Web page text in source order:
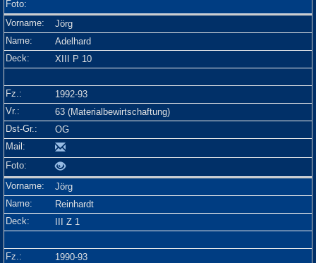
Jörg
Adelhard
XIII P 10
1992-93
63 (Materialbewirtschaftung)
OG
Jörg
Reinhardt
III Z 1
1990-93